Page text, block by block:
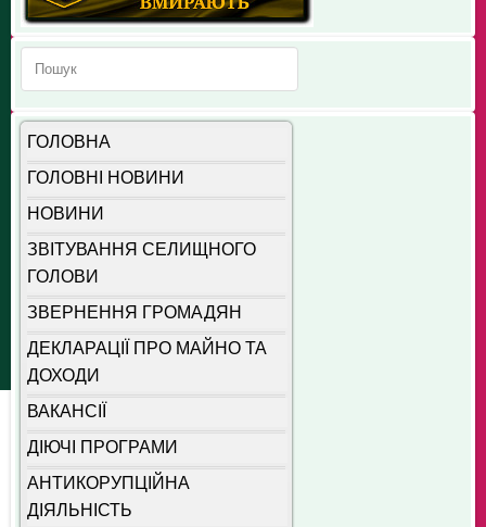
ГОЛОВНА
ГОЛОВНІ НОВИНИ
НОВИНИ
ЗВІТУВАННЯ СЕЛИЩНОГО
ГОЛОВИ
ЗВЕРНЕННЯ ГРОМАДЯН
ДЕКЛАРАЦІЇ ПРО МАЙНО ТА
ДОХОДИ
ВАКАНСІЇ
ДІЮЧІ ПРОГРАМИ
АНТИКОРУПЦІЙНА
ДІЯЛЬНІСТЬ